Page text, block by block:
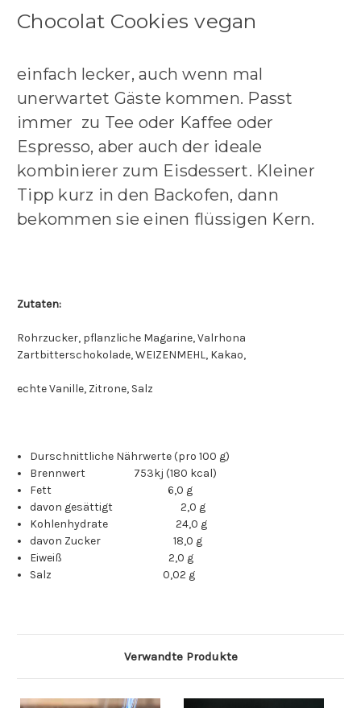
Chocolat Cookies vegan
einfach lecker, auch wenn mal
unerwartet Gäste kommen. Passt
immer zu Tee oder Kaffee oder
Espresso, aber auch der ideale
kombinierer zum Eisdessert. Kleiner
Tipp kurz in den Backofen, dann
bekommen sie einen flüssigen Kern.
Zutaten:
Rohrzucker, pflanzliche Magarine, Valrhona
Zartbitterschokolade, WEIZENMEHL, Kakao,
echte Vanille, Zitrone, Salz
Durschnittliche Nährwerte (pro 100 g)
Brennwert 753kj (180 kcal)
Fett 6,0 g
davon gesättigt 2,0 g
Kohlenhydrate 24,0 g
davon Zucker 18,0 g
Eiweiß 2,0 g
Salz 0,02 g
Verwandte Produkte